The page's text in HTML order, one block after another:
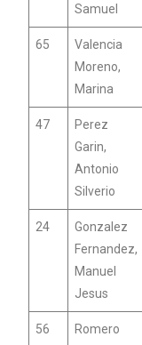
Samuel
65
Valencia
Moreno,
Marina
47
Perez
Garin,
Antonio
Silverio
24
Gonzalez
Fernandez,
Manuel
Jesus
56
Romero